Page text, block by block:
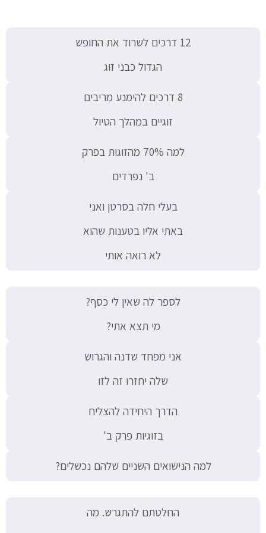
12 דרכים לשרוד את החופש
הגדול כבני זוג
8 דרכים להימנע מריבים
זוגיים במהלך הטיול
למה 70% מהזוגות בפרק
ב' נפרדים
בעלי חלה בסרטן ואני
באתי אליו בטענות שהוא
לא רואה אותי
לספר לה שאין לי כסף?
מי תצא אתי?
אני מפחד שדנה והגרוש
שלה יחזרו זה לזו
הדרך היחידה להצליח
בזוגיות פרק ב'
למה הנישואים השניים שלהם נכשלים?
החלטתם להתגרש. מה